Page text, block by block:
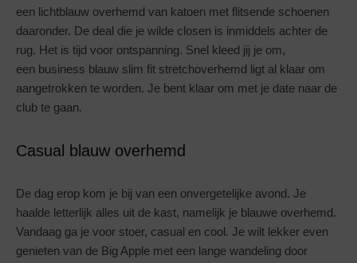
een lichtblauw overhemd van katoen met flitsende schoenen
daaronder. De deal die je wilde closen is inmiddels achter de
rug. Het is tijd voor ontspanning. Snel kleed jij je om,
een business blauw slim fit stretchoverhemd ligt al klaar om
aangetrokken te worden. Je bent klaar om met je date naar de
club te gaan.
Casual blauw overhemd
De dag erop kom je bij van een onvergetelijke avond. Je
haalde letterlijk alles uit de kast, namelijk je blauwe overhemd.
Vandaag ga je voor stoer, casual en cool. Je wilt lekker even
genieten van de Big Apple met een lange wandeling door